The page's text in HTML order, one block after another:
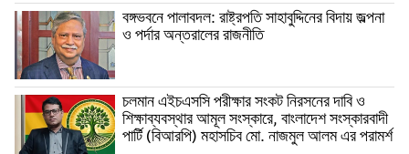
বঙ্গভবনে পালাবদল: রাষ্ট্রপতি সাহাবুদ্দিনের বিদায় জল্পনা
ও পর্দার অন্তরালের রাজনীতি
চলমান এইচএসসি পরীক্ষার সংকট নিরসনের দাবি ও
শিক্ষাব্যবস্থার আমূল সংস্কারে, বাংলাদেশ সংস্কারবাদী
পার্টি (বিআরপি) মহাসচিব মো. নাজমুল আলম এর পরামর্শ